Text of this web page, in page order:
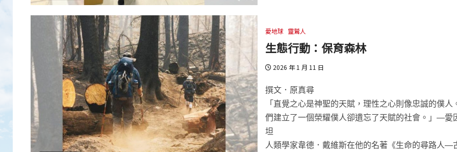
愛地球 靈鷲人
生態行動：保育森林
2026 年 1 月 11 日
撰文．原真尋
「直覺之心是神聖的天賦，理性之心則像忠誠的僕人
們建立了一個榮耀僕人卻遺忘了天賦的社會。」―愛
坦
人類學家韋德．戴維斯在他的名著《生命的尋路人―